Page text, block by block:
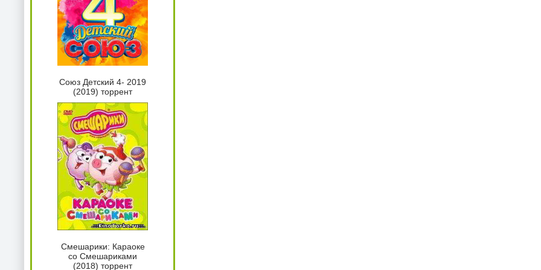
Союз Детский 4- 2019
(2019) торрент
Смешарики: Караоке
со Смешариками
(2018) торрент